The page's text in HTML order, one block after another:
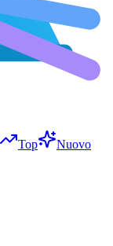
Top Nuovo